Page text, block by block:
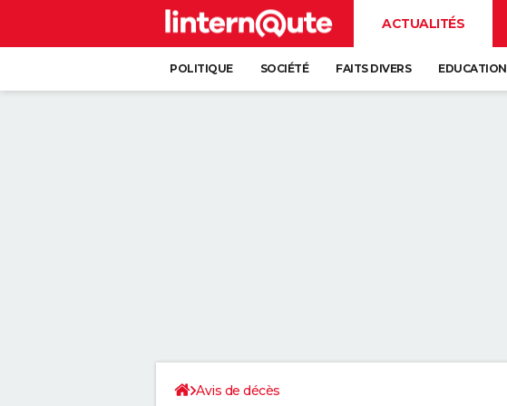
ACTUALITÉS
POLITIQUE SOCIÉTÉ FAITS DIVERS EDUCATION
Avis de décès